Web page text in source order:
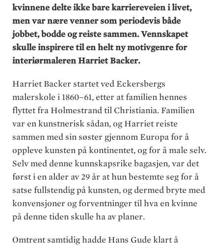
kvinnene delte ikke bare karriereveien i livet,
men var nære venner som periodevis både
jobbet, bodde og reiste sammen. Vennskapet
skulle inspirere til en helt ny motivgenre for
interiørmaleren Harriet Backer.
Harriet Backer startet ved Eckersbergs
malerskole i 1860–61, etter at familien hennes
flyttet fra Holmestrand til Christiania. Familien
var en kunstnerisk sådan, og Harriet reiste
sammen med sin søster gjennom Europa for å
oppleve kunsten på kontinentet, og for å male selv.
Selv med denne kunnskapsrike bagasjen, var det
først i en alder av 29 år at hun bestemte seg for å
satse fullstendig på kunsten, og dermed bryte med
konvensjoner og forventninger til hva en kvinne
på denne tiden skulle ha av planer.
Omtrent samtidig hadde Hans Gude klart å